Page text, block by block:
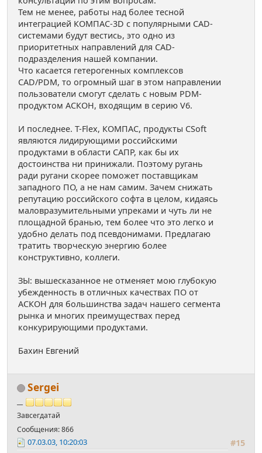
Тем не менее, работы над более тесной
интеграцией КОМПАС-3D с популярными CAD-
системами будут вестись, это одно из
приоритетных направлений для CAD-
подразделения нашей компании.
Что касается гетерогенных комплексов
CAD/PDM, то огромный шаг в этом направлении
пользователи смогут сделать с новым PDM-
продуктом АСКОН, входящим в серию V6.
И последнее. T-Flex, КОМПАС, продукты CSoft
являются лидирующими российскими
продуктами в области САПР, как бы их
достоинства ни принижали. Поэтому ругань
ради ругани скорее поможет поставщикам
западного ПО, а не нам самим. Зачем снижать
репутацию российского софта в целом, кидаясь
маловразумительными упреками и чуть ли не
площадной бранью, тем более что это легко и
удобно делать под псевдонимами. Предлагаю
тратить творческую энергию более
конструктивно, коллеги.
ЗЫ: вышесказанное не отменяет мою глубокую
убежденность в отличных качествах ПО от
АСКОН для большинства задач нашего сегмента
рынка и многих преимуществах перед
конкурирующими продуктами.
Бахин Евгений
Sergei
Завсегдатай
Сообщения: 866
#15
07.03.03, 10:20:03